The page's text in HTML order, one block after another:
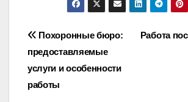
Навигация
по
записям
Работа
Похоронные бюро:
предоставляемые
услуги и особенности
работы